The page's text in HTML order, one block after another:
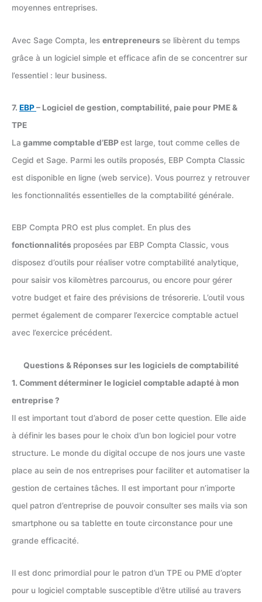
moyennes entreprises.
Avec Sage Compta, les entrepreneurs se libèrent du temps
grâce à un logiciel simple et efficace afin de se concentrer sur
l’essentiel : leur business.
7. EBP– Logiciel de gestion, comptabilité, paie pour PME &
TPE
La gamme comptable d’EBPest large, tout comme celles de
Cegid et Sage. Parmi les outils proposés, EBP Compta Classic
est disponible en ligne (web service). Vous pourrez y retrouver
les fonctionnalités essentielles de la comptabilité générale.
EBP Compta PRO est plus complet. En plus des
fonctionnalités proposées par EBP Compta Classic, vous
disposez d’outils pour réaliser votre comptabilité analytique,
pour saisir vos kilomètres parcourus, ou encore pour gérer
votre budget et faire des prévisions de trésorerie. L’outil vous
permet également de comparer l’exercice comptable actuel
avec l’exercice précédent.
Questions & Réponses sur les logiciels de comptabilité
1. Comment déterminer le logiciel comptable adapté à mon
entreprise ?
Il est important tout d’abord de poser cette question. Elle aide
à définir les bases pour le choix d’un bon logiciel pour votre
structure. Le monde du digital occupe de nos jours une vaste
place au sein de nos entreprises pour faciliter et automatiser la
gestion de certaines tâches. Il est important pour n’importe
quel patron d’entreprise de pouvoir consulter ses mails via son
smartphone ou sa tablette en toute circonstance pour une
grande efficacité.
Il est donc primordial pour le patron d’un TPE ou PME d’opter
pour u logiciel comptable susceptible d’être utilisé au travers